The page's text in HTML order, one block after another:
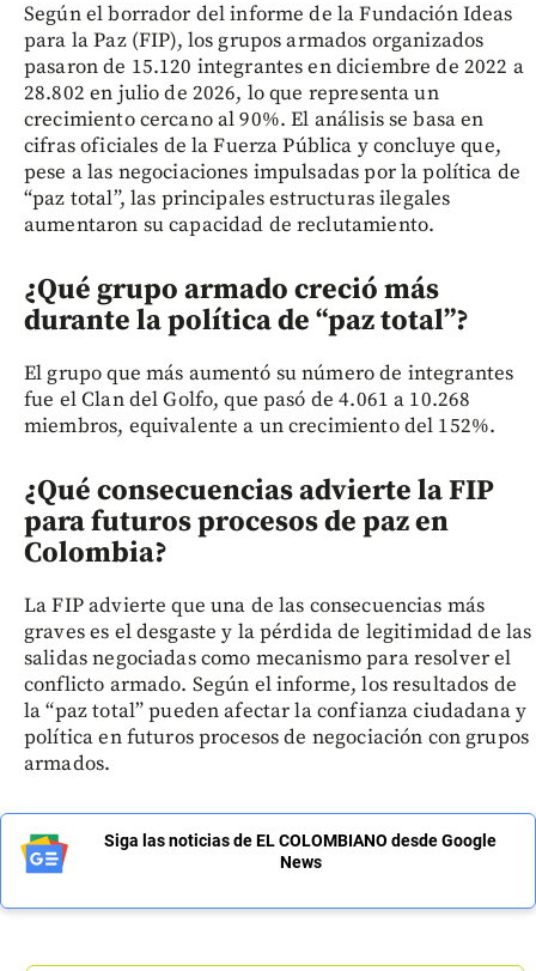
Según el borrador del informe de la Fundación Ideas
para la Paz (FIP), los grupos armados organizados
pasaron de 15.120 integrantes en diciembre de 2022 a
28.802 en julio de 2026, lo que representa un
crecimiento cercano al 90%. El análisis se basa en
cifras oficiales de la Fuerza Pública y concluye que,
pese a las negociaciones impulsadas por la política de
“paz total”, las principales estructuras ilegales
aumentaron su capacidad de reclutamiento.
¿Qué grupo armado creció más
durante la política de “paz total”?
El grupo que más aumentó su número de integrantes
fue el Clan del Golfo, que pasó de 4.061 a 10.268
miembros, equivalente a un crecimiento del 152%.
¿Qué consecuencias advierte la FIP
para futuros procesos de paz en
Colombia?
La FIP advierte que una de las consecuencias más
graves es el desgaste y la pérdida de legitimidad de las
salidas negociadas como mecanismo para resolver el
conflicto armado. Según el informe, los resultados de
la “paz total” pueden afectar la confianza ciudadana y
política en futuros procesos de negociación con grupos
armados.
Siga las noticias de EL COLOMBIANO desde Google
News